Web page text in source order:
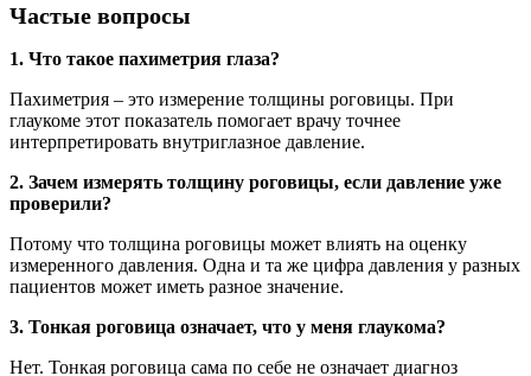
Частые вопросы
1. Что такое пахиметрия глаза?
Пахиметрия – это измерение толщины роговицы. При
глаукоме этот показатель помогает врачу точнее
интерпретировать внутриглазное давление.
2. Зачем измерять толщину роговицы, если давление уже
проверили?
Потому что толщина роговицы может влиять на оценку
измеренного давления. Одна и та же цифра давления у разных
пациентов может иметь разное значение.
3. Тонкая роговица означает, что у меня глаукома?
Нет. Тонкая роговица сама по себе не означает диагноз